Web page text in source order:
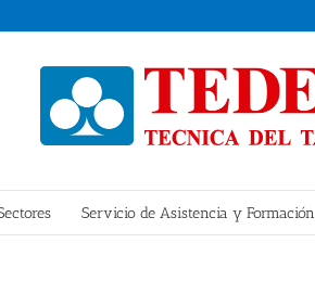
Servicio de Asistencia y Formación